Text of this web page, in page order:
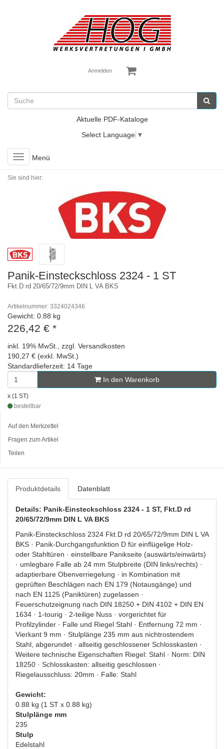
Anmelden
Aktuelle PDF-Kataloge
Select Language ▼
Toggle
navigation
Menü
Sie sind hier:
Panik-Einsteckschloss 2324 - 1 ST
Fkt.D rd 20/65/72/9mm DIN L VA BKS
Artikelnummer: 3324024346
Gewicht: 0.88 kg
226,42 € *
inkl. 19% MwSt., zzgl. Versandkosten
190,27 € (exkl. MwSt.)
Standardlieferzeit: 14 Tage
In den Warenkorb
x (1 ST)
bestellbar
Auf den Merkzettel
Fragen zum Artikel
Teilen
Produktdetails Datenblatt
Details: Panik-Einsteckschloss 2324 - 1 ST, Fkt.D rd
20/65/72/9mm DIN L VA BKS
Panik-Einsteckschloss 2324 Fkt.D rd 20/65/72/9mm DIN L VA
BKS · Panik-Durchgangsfunktion D für einflügelige Holz-
oder Stahltüren · einstellbare Panikseite (auswärts/einwärts)
· umlegbare Falle ab 24 mm Stulpbreite (DIN links/rechts) ·
adaptierbare Obenverriegelung · in Kombination mit
geprüften Beschlägen nach EN 179 (Notausgänge) und
nach EN 1125 (Paniktüren) zugelassen ·
Feuerschutzeignung nach DIN 18250 + DIN 4102 + DIN EN
1634 · 1-tourig · 2-teilige Nuss · vorgerichtet für
Profilzylinder · Falle und Riegel Stahl · Entfernung 72 mm ·
Vierkant 9 mm · Stulplänge 235 mm aus nichtrostendem
Stahl, abgerundet · allseitig geschlossener Schlosskasten ·
Weitere technische Eigenschaften Riegel: Stahl · Norm: DIN
18250 · Schlosskasten: allseitig geschlossen ·
Riegelausschluss: 20mm · Falle: Stahl
Gewicht:
0.88 kg (1 ST x 0.88 kg)
Stulplänge mm
235
Stulp
Edelstahl